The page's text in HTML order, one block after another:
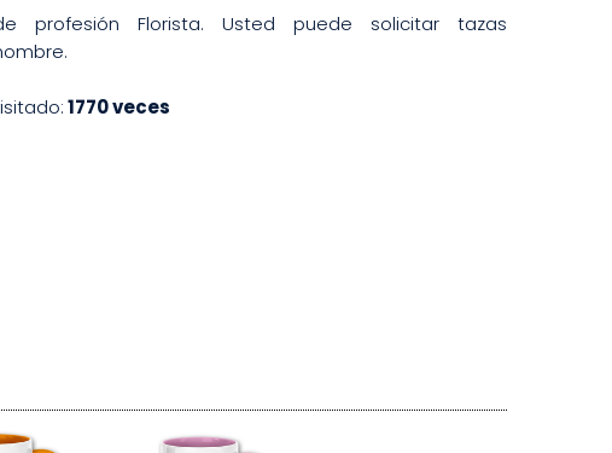
profesión Florista. Usted puede solicitar tazas
1770 veces